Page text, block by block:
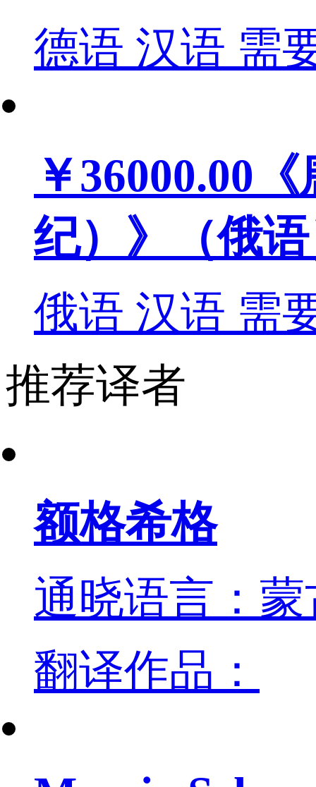
德语 汉语 需
￥36000.00
纪）》（俄
俄语 汉语 需
推荐译者
额格希格
通晓语言：
翻译作品：